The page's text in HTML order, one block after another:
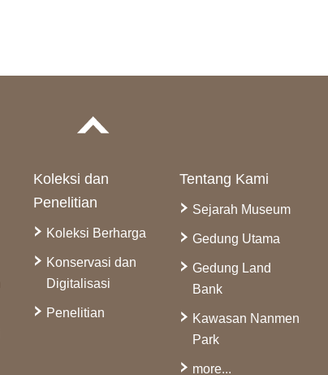
Koleksi dan
Penelitian
Koleksi Berharga
Konservasi dan
Digitalisasi
Penelitian
Tentang Kami
Sejarah Museum
Gedung Utama
Gedung Land
Bank
Kawasan Nanmen
Park
more...